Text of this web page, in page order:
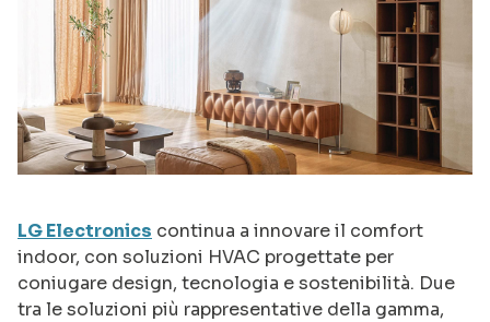
LG Electronics continua a innovare il comfort
indoor, con soluzioni HVAC progettate per
coniugare design, tecnologia e sostenibilità. Due
tra le soluzioni più rappresentative della gamma,